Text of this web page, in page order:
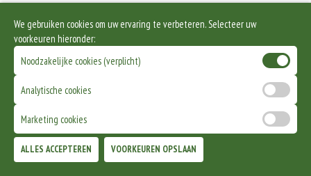
We gebruiken cookies om uw ervaring te verbeteren. Selecteer uw
voorkeuren hieronder:
Noodzakelijke cookies (verplicht)
Analytische cookies
Marketing cookies
ALLES ACCEPTEREN VOORKEUREN OPSLAAN